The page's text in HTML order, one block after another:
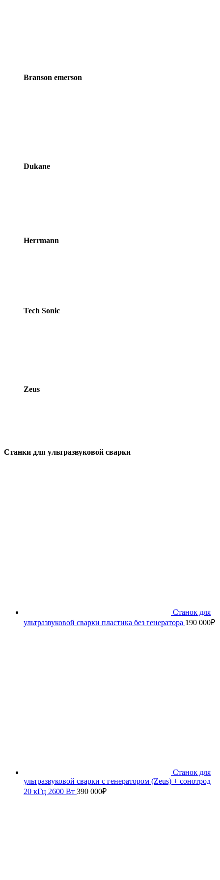
Brands
Branson emerson
Dukane
Herrmann
Tech Sonic
Zeus
Cтанки для ультразвуковой сварки
Станок для
ультразвуковой сварки пластика без генератора 190 000₽
Станок для
ультразвуковой сварки с генератором (Zeus) + сонотрод
20 кГц 2600 Вт 390 000₽